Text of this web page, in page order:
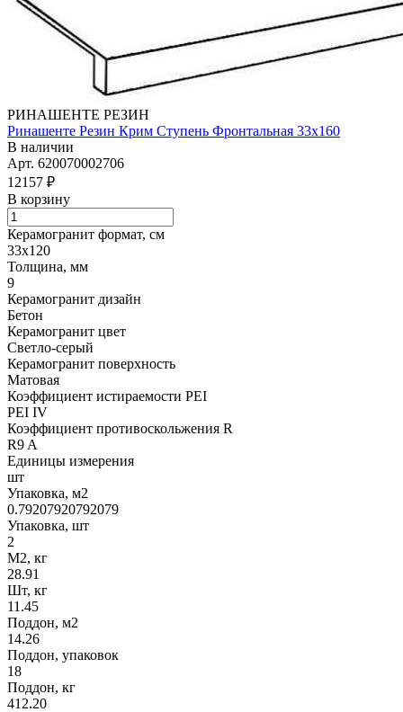
РИНАШЕНТЕ РЕЗИН
Ринашенте Резин Крим Ступень Фронтальная 33х160
В наличии
Арт. 620070002706
12157 ₽
В корзину
Керамогранит формат, см
33х120
Толщина, мм
9
Керамогранит дизайн
Бетон
Керамогранит цвет
Светло-серый
Керамогранит поверхность
Матовая
Коэффициент истираемости PEI
PEI IV
Коэффициент противоскольжения R
R9 A
Единицы измерения
шт
Упаковка, м2
0.79207920792079
Упаковка, шт
2
М2, кг
28.91
Шт, кг
11.45
Поддон, м2
14.26
Поддон, упаковок
18
Поддон, кг
412.20